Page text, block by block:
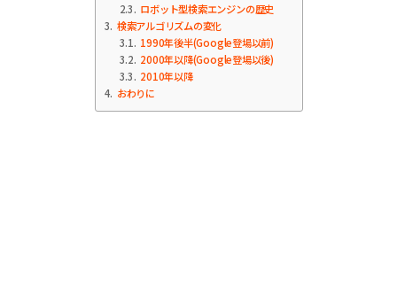
2.3
ロボット型検索エンジンの歴史
3 検索アルゴリズムの変化
3.1 1990年後半(Google登場以前)
3.2 2000年以降(Google登場以後)
3.3
2010年以降
4 おわりに